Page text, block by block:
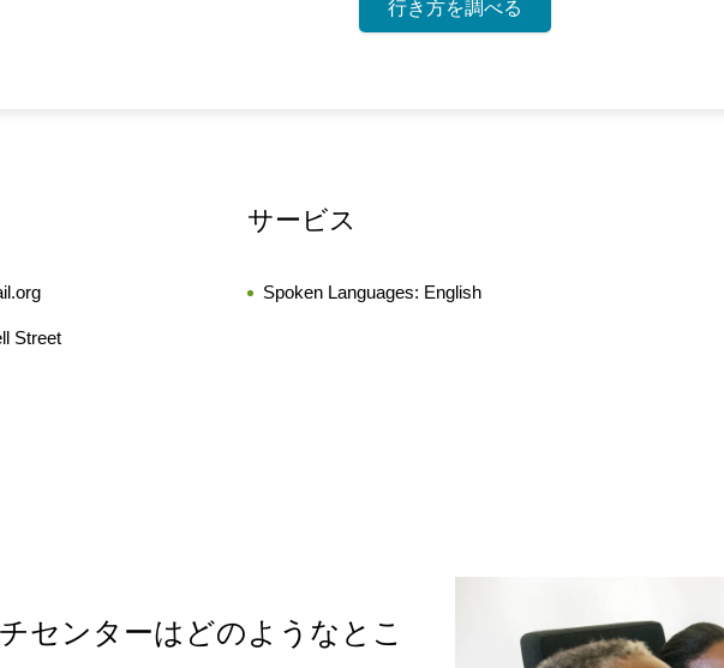
行き方を調べる
Street
サービス
Spoken Languages: English
センターはどのようなとこ